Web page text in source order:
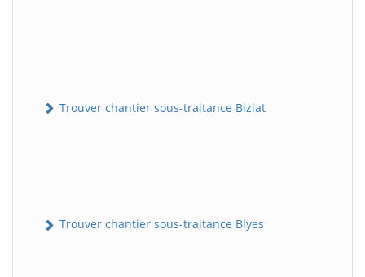
Trouver chantier sous-traitance Biziat
Trouver chantier sous-traitance Blyes